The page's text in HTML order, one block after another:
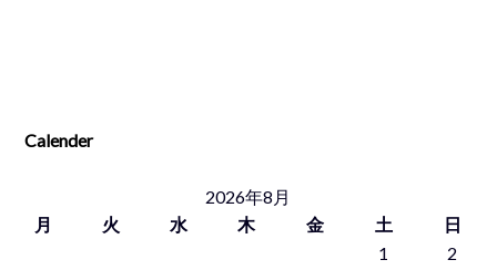
Calender
2026年8月
月
火 水 木 金 土
日
1
2